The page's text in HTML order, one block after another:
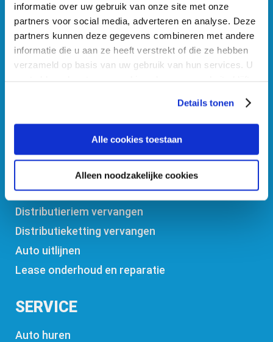
informatie over uw gebruik van onze site met onze
partners voor social media, adverteren en analyse. Deze
partners kunnen deze gegevens combineren met andere
informatie die u aan ze heeft verstrekt of die ze hebben
verzameld op basis van uw gebruik van hun services. U
Details tonen
Alle cookies toestaan
Alleen noodzakelijke cookies
info@jurjenjonker.nl
Wolfraamweg 5, 8445PL Heerenveen
Automaat spoelen
Onderhoud
Schokdempers vervangen
Distributieriem vervangen
Distributieketting vervangen
Auto uitlijnen
Lease onderhoud en reparatie
SERVICE
Auto huren